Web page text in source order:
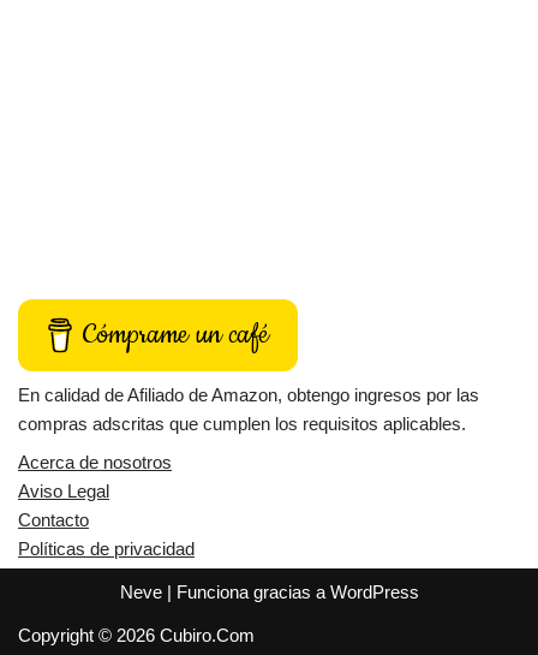
Cómprame un café
En calidad de Afiliado de Amazon, obtengo ingresos por las
compras adscritas que cumplen los requisitos aplicables.
Acerca de nosotros
Aviso Legal
Contacto
Políticas de privacidad
Neve| Funciona gracias a WordPress
Copyright © 2026 Cubiro.Com